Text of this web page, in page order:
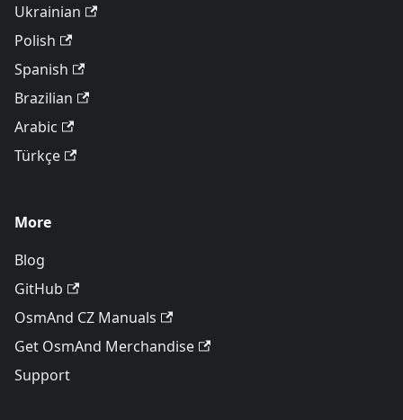
Ukrainian
Polish
Spanish
Brazilian
Arabic
Türkçe
More
Blog
GitHub
OsmAnd CZ Manuals
Get OsmAnd Merchandise
Support